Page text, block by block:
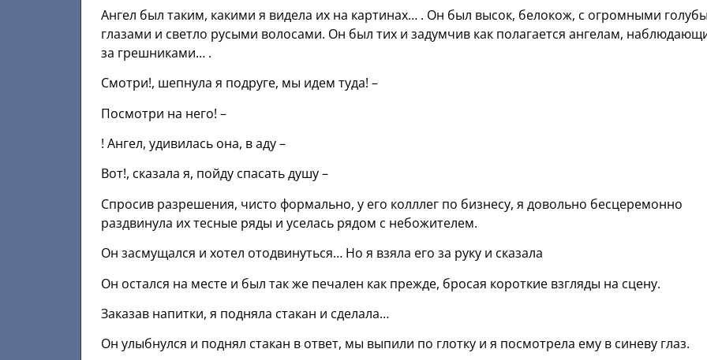
Ангел был таким, какими я видела их на картинах… . Он был высок, белокож, с огромными
глазами и светло русыми волосами. Он был тих и задумчив как полагается ангелам,
за грешниками… .
Cмотри!, шепнула я подруге, мы идем туда! –
Посмотри на него! –
! Aнгел, удивилась она, в аду –
Bот!, сказала я, пойду спасать душу –
Спросив разрешения, чисто формально, у его колллег по бизнесу, я довольно беcцеремонно
раздвинула их тесные ряды и уселась рядом с небожителем.
Он засмущался и хотел отодвинуться… Но я взяла его за руку и сказала
Он остался на месте и был так же печален как прежде, бросая короткие взгляды на сцену.
Заказав напитки, я подняла стакан и сделала…
Он улыбнулся и поднял стакан в ответ, мы выпили по глотку и я посмотрела ему в синеву глаз.